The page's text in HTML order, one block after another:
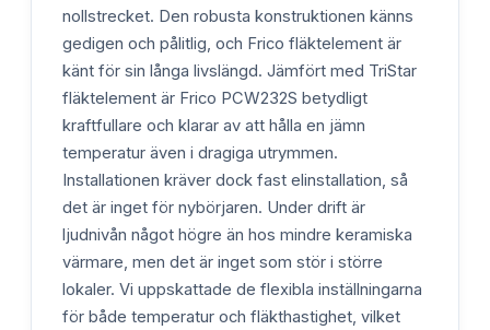
nollstrecket. Den robusta konstruktionen känns
gedigen och pålitlig, och Frico fläktelement är
känt för sin långa livslängd. Jämfört med TriStar
fläktelement är Frico PCW232S betydligt
kraftfullare och klarar av att hålla en jämn
temperatur även i dragiga utrymmen.
Installationen kräver dock fast elinstallation, så
det är inget för nybörjaren. Under drift är
ljudnivån något högre än hos mindre keramiska
värmare, men det är inget som stör i större
lokaler. Vi uppskattade de flexibla inställningarna
för både temperatur och fläkthastighet, vilket